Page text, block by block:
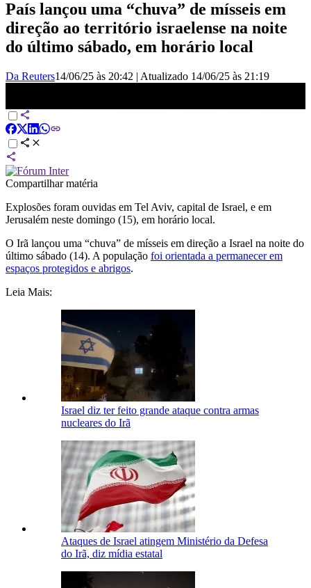
País lançou uma “chuva” de mísseis em
direção ao território israelense na noite
do último sábado, em horário local
Da Reuters14/06/25 às 20:42 | Atualizado 14/06/25 às 21:19
Compartilhar matéria
Explosões foram ouvidas em Tel Aviv, capital de Israel, e em
Jerusalém neste domingo (15), em horário local.
O Irã lançou uma “chuva” de mísseis em direção a Israel na noite do
último sábado (14). A população foi orientada a permanecer em
espaços protegidos e abrigos.
Leia Mais:
Israel diz ter feito grande ataque contra armas
nucleares do Irã
Ataques de Israel atingem Ministério da Defesa
do Irã, diz mídia estatal